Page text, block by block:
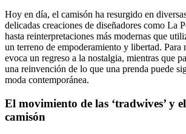
Hoy en día, el camisón ha resurgido en
delicadas creaciones de diseñadores como La
hasta reinterpretaciones más modernas que
un terreno de empoderamiento y libertad. Para
evoca un regreso a la nostalgia, mientras que
una reinvención de lo que una prenda puede
moda contemporánea.
El movimiento de las ‘tradwives’ y
camisón